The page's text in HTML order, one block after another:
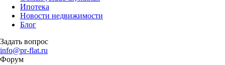
Ипотека
Новости недвижимости
Блог
Задать вопрос
info@pr-flat.ru
Форум